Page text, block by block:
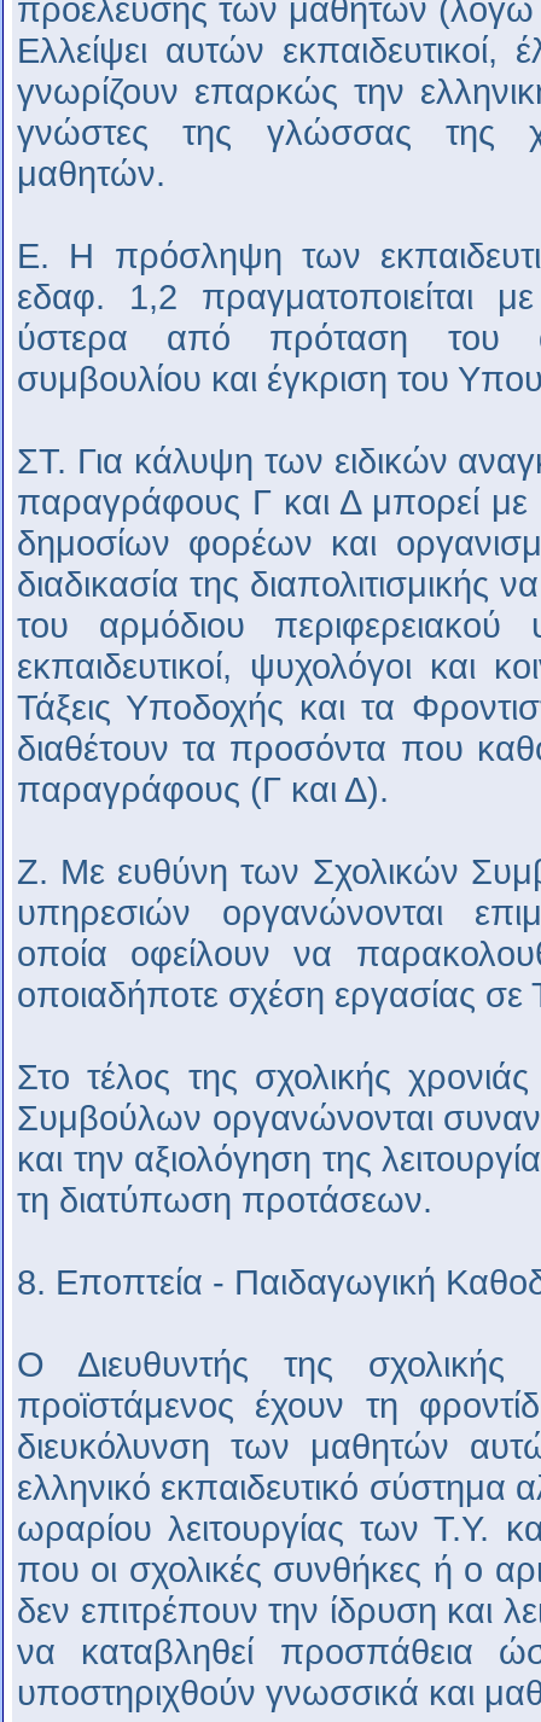
προέλευσης των μαθητών (λόγω
Ελλείψει αυτών
γνωρίζουν επαρκώς την
γνώστες της γλώσσας της
μαθητών.
Ε. Η πρόσληψη των
εδαφ. 1,2 πραγματοποιείται
ύστερα από πρόταση του
συμβουλίου και έγκριση του
ΣΤ. Για κάλυψη των ειδικών
παραγράφους Γ και Δ μπορεί με
δημοσίων φορέων και
διαδικασία της
του αρμόδιου περιφερειακού
εκπαιδευτικοί, ψυχολόγοι και
Τάξεις Υποδοχής και τα
διαθέτουν τα προσόντα που
παραγράφους (Γ και Δ).
Ζ. Με ευθύνη των Σχολικών
υπηρεσιών οργανώνονται
οποία οφείλουν να
οποιαδήποτε σχέση εργασίας
Στο τέλος της σχολικής
Συμβούλων οργανώνονται
και την αξιολόγηση της
τη διατύπωση προτάσεων.
8. Εποπτεία - Παιδαγωγική
Ο Διευθυντής της σχολικής
προϊστάμενος έχουν τη
διευκόλυνση των μαθητών
ελληνικό εκπαιδευτικό σύστημα
ωραρίου λειτουργίας των Τ.Υ.
που οι σχολικές συνθήκες ή ο
δεν επιτρέπουν την ίδρυση και
να καταβληθεί προσπάθεια
υποστηριχθούν γνωσσικά και